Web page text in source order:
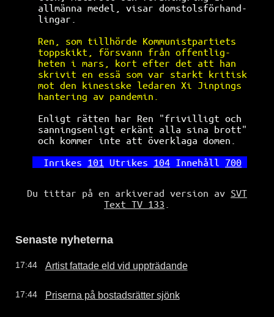
allmänna medel, visar domstolsförhand-
lingar.
Ren, som tillhörde Kommunistpartiets
toppskikt, försvann från offentlig-
heten i mars, kort efter det att han
skrivit en essä som var starkt kritisk
mot den kinesiske ledaren Xi Jinpings
hantering av pandemin.
Enligt rätten har Ren "frivilligt och
sanningsenligt erkänt alla sina brott"
och kommer inte att överklaga domen.
Inrikes 101 Utrikes 104 Innehåll 700
Du tittar på en arkiverad version av SVT
Text TV 133
Senaste nyheterna
17:44 Artist fattade eld vid uppträdande
17:44 Priserna på bostadsrätter sjönk